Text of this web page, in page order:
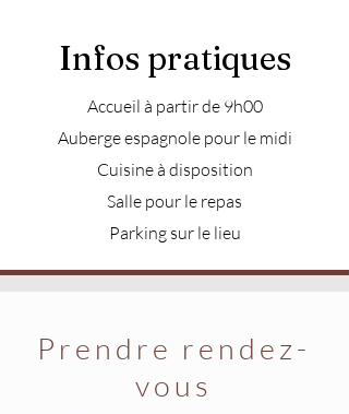
Infos pratiques
Accueil à partir de 9h00
Auberge espagnole pour le midi
Cuisine à disposition
Salle pour le repas
Parking sur le lieu
Prendre rendez-
vous